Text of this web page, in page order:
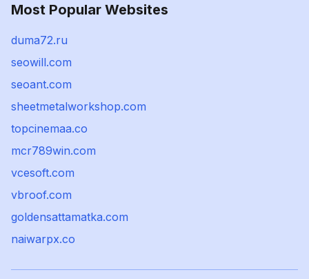
Most Popular Websites
duma72.ru
seowill.com
seoant.com
sheetmetalworkshop.com
topcinemaa.co
mcr789win.com
vcesoft.com
vbroof.com
goldensattamatka.com
naiwarpx.co